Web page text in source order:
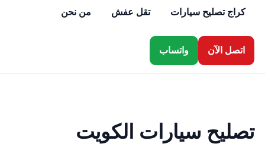
كراج تصليح سيارات تقل عفش من نحن
اتصل الآن واتساب
تصليح سيارات الكويت